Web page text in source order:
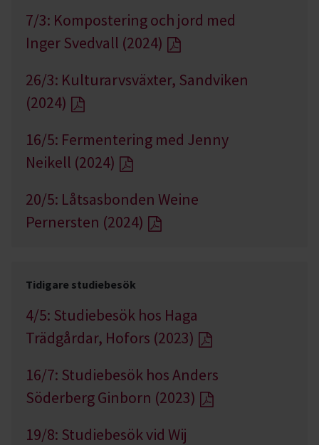
7/3: Kompostering och jord med
Inger Svedvall (2024)
26/3: Kulturarvsväxter, Sandviken
(2024)
16/5: Fermentering med Jenny
Neikell (2024)
20/5: Låtsasbonden Weine
Pernersten (2024)
Tidigare studiebesök
4/5: Studiebesök hos Haga
Trädgårdar, Hofors (2023)
16/7: Studiebesök hos Anders
Söderberg Ginborn (2023)
19/8: Studiebesök vid Wij